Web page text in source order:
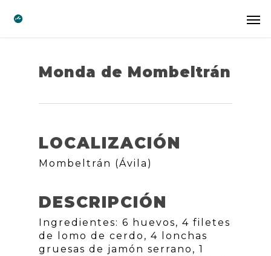
Monda de Mombeltrán
LOCALIZACIÓN
Mombeltrán (Ávila)
DESCRIPCIÓN
Ingredientes: 6 huevos, 4 filetes
de lomo de cerdo, 4 lonchas
gruesas de jamón serrano, 1